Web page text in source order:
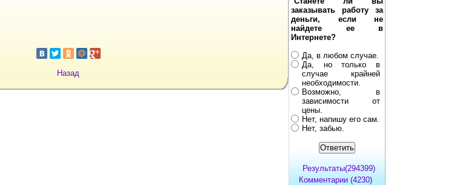
Назад
заказывать работу за
деньги, если не
найдете ее в
Интернете?
Да, в любом случае.
Да, но только в
случае крайней
необходимости.
Возможно, в
зависимости от
цены.
Нет, напишу его сам.
Нет, забью.
Результаты(294399)
Комментарии (4230)